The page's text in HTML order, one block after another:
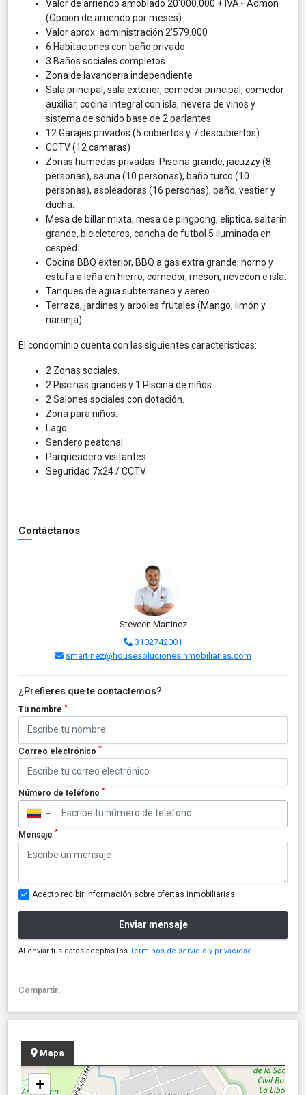
Valor de arriendo amoblado 20'000.000 + IVA+ Admon
(Opcion de arriendo por meses)
Valor aprox. administración 2'579.000
6 Habitaciones con baño privado.
3 Baños sociales completos.
Zona de lavanderia independiente
Sala principal, sala exterior, comedor principal, comedor
auxiliar, cocina integral con isla, nevera de vinos y
sistema de sonido base de 2 parlantes
12 Garajes privados (5 cubiertos y 7 descubiertos)
CCTV (12 camaras)
Zonas humedas privadas: Piscina grande, jacuzzy (8
personas), sauna (10 personas), baño turco (10
personas), asoleadoras (16 personas), baño, vestier y
ducha.
Mesa de billar mixta, mesa de pingpong, eliptica, saltarin
grande, bicicleteros, cancha de futbol 5 iluminada en
cesped.
Cocina BBQ exterior, BBQ a gas extra grande, horno y
estufa a leña en hierro, comedor, meson, nevecon e isla.
Tanques de agua subterraneo y aereo
Terraza, jardines y arboles frutales (Mango, limón y
naranja).
El condominio cuenta con las siguientes caracteristicas:
2 Zonas sociales.
2 Piscinas grandes y 1 Piscina de niños.
2 Salones sociales con dotación.
Zona para niños.
Lago.
Sendero peatonal.
Parqueadero visitantes
Seguridad 7x24 / CCTV
Contáctanos
Steveen Martinez
3102742001
smartinez@housesolucionesinmobiliarias.com
¿Prefieres que te contactemos?
Tu nombre *
Correo electrónico *
Número de teléfono *
▼
Mensaje *
Acepto recibir información sobre ofertas inmobiliarias
Enviar mensaje
Al enviar tus datos aceptas los Términos de servicio y privacidad
Compartir:
Mapa
+